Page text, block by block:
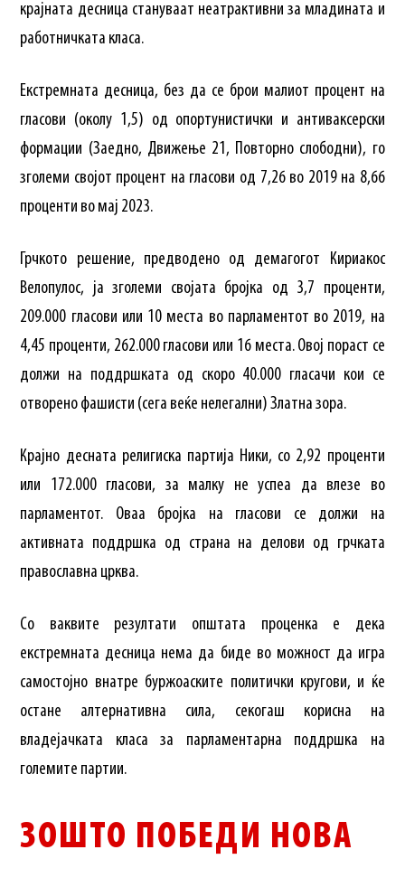
крајната десница стануваат неатрактивни за младината и
работничката класа.
Екстремната десница, без да се брои малиот процент на
гласови (околу 1,5) од опортунистички и антиваксерски
формации (Заедно, Движење 21, Повторно слободни), го
зголеми својот процент на гласови од 7,26 во 2019 на 8,66
проценти во мај 2023.
Грчкото решение, предводено од демагогот Кириакос
Велопулос, ја зголеми својата бројка од 3,7 проценти,
209.000 гласови или 10 места во парламентот во 2019, на
4,45 проценти, 262.000 гласови или 16 места. Овој пораст се
должи на поддршката од скоро 40.000 гласачи кои се
отворено фашисти (сега веќе нелегални) Златна зора.
Крајно десната религиска партија Ники, со 2,92 проценти
или 172.000 гласови, за малку не успеа да влезе во
парламентот. Оваа бројка на гласови се должи на
активната поддршка од страна на делови од грчката
православна црква.
Со ваквите резултати општата проценка е дека
екстремната десница нема да биде во можност да игра
самостојно внатре буржоаските политички кругови, и ќе
остане алтернативна сила, секогаш корисна на
владејачката класа за парламентарна поддршка на
големите партии.
ЗОШТО ПОБЕДИ НОВА